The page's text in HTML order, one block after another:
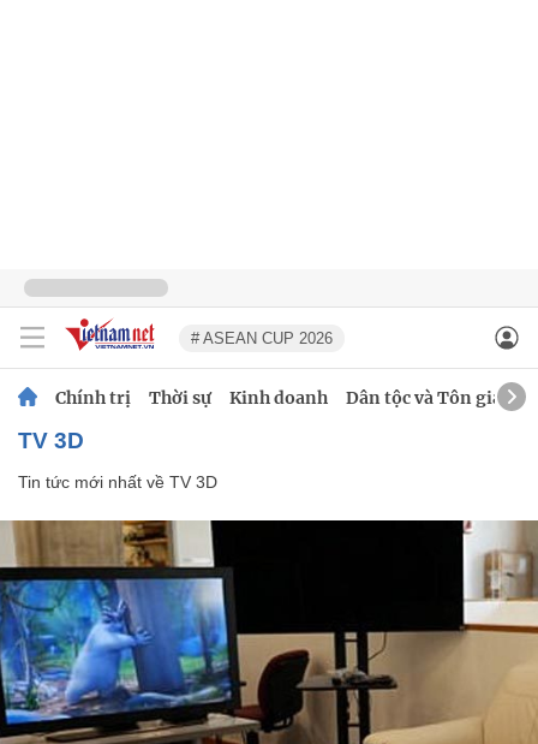
# ASEAN CUP 2026
Chính trị Thời sự Kinh doanh Dân tộc và Tôn giáo
TV 3D
Tin tức mới nhất về TV 3D